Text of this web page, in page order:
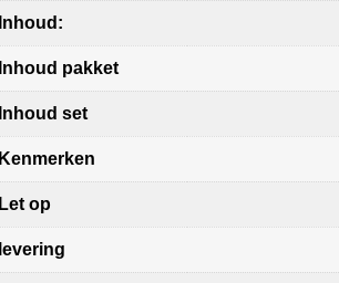
Inhoud:
Inhoud pakket
Inhoud set
Kenmerken
Let op
levering